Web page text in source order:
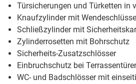
Türsicherungen und Türketten in
Knaufzylinder mit Wendeschlüssel
Schließzylinder mit
Zylinderrosetten mit Bohrschutz
Sicherheits-Zusatzschlösser
Einbruchschutz bei
WC- und Badschlösser mit